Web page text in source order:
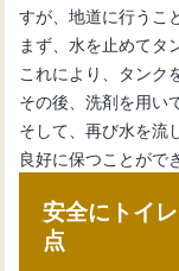
すが、地道に行うこ
まず、水を止めてタ
これにより、タンク
その後、洗剤を用い
そして、再び水を流
良好に保つことがで
安全にトイ
点